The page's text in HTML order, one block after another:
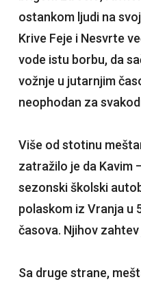
ostankom ljudi na
Krive Feje i Nesvrte
vode istu borbu, da
vožnje u jutarnjim
neophodan za
Više od stotinu
zatražilo je da Kavim
sezonski školski
polaskom iz Vranja u
časova. Njihov
Sa druge strane,